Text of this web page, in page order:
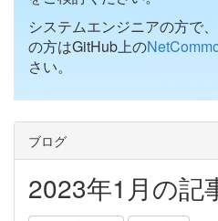
システムエンジニアの方で
の方はGitHub上の
さい。
ブログ
2023年1月の記